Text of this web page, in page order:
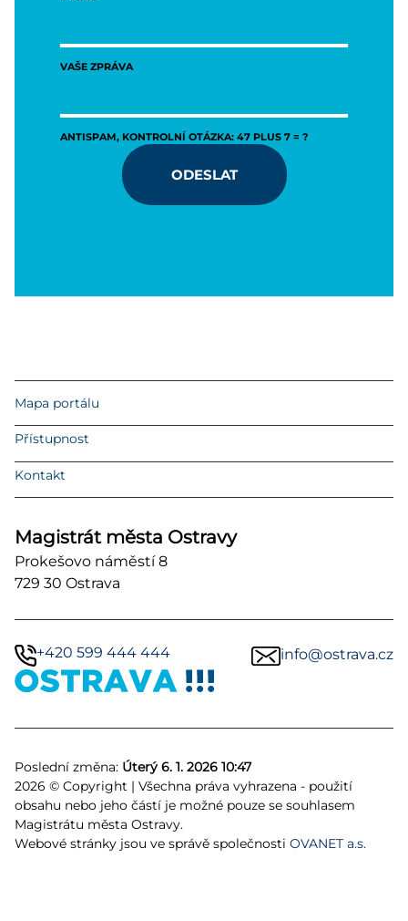
VAŠE ZPRÁVA
ANTISPAM, KONTROLNÍ OTÁZKA: 47 PLUS 7 = ?
ODESLAT
Mapa portálu
Přístupnost
Kontakt
Magistrát města Ostravy
Prokešovo náměstí 8
729 30 Ostrava
+420 599 444 444 info@ostrava.cz
Poslední změna: Úterý 6. 1. 2026 10:47
2026 © Copyright | Všechna práva vyhrazena - použití
obsahu nebo jeho částí je možné pouze se souhlasem
Magistrátu města Ostravy.
Webové stránky jsou ve správě společnosti OVANET a.s.